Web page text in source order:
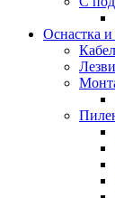
Оснастка и